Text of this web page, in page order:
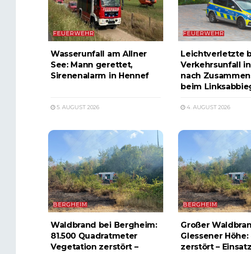
FEUERWEHR
Wasserunfall am Allner
See: Mann gerettet,
Sirenenalarm in Hennef
5. AUGUST 2026
FEUERWEHR
Leichtverletzte
Verkehrsunfall
nach
beim
4. AUGUST 2026
BERGHEIM
Waldbrand bei Bergheim:
81.500 Quadratmeter
Vegetation zerstört –
BERGHEIM
Großer
Glessener Höhe:
zerstört –